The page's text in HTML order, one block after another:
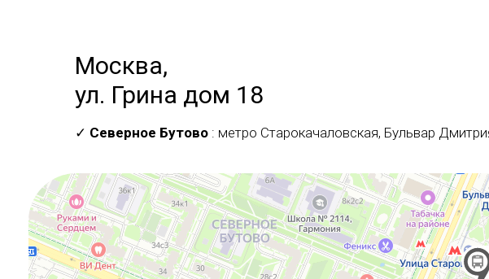
Москва,
ул. Грина дом 18
✓ Северное Бутово : метро Старокачаловская, Бульвар